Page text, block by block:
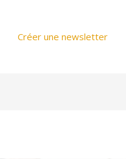
Créer une newsletter